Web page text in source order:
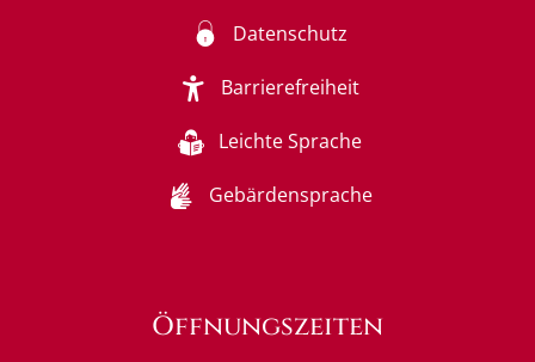
Datenschutz
Barrierefreiheit
Leichte Sprache
Gebärdensprache
Öffnungszeiten